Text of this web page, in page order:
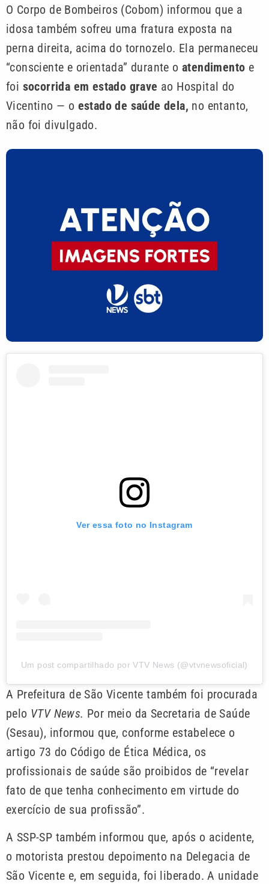
O Corpo de Bombeiros (Cobom) informou que a
idosa também sofreu uma fratura exposta na
perna direita, acima do tornozelo. Ela permaneceu
“consciente e orientada” durante o atendimento e
foi socorrida em estado grave ao Hospital do
Vicentino — o estado de saúde dela, no entanto,
não foi divulgado.
Ver essa foto no Instagram
Um post compartilhado por VTV News (@vtvnewsoficial)
A Prefeitura de São Vicente também foi procurada
pelo VTV News. Por meio da Secretaria de Saúde
(Sesau), informou que, conforme estabelece o
artigo 73 do Código de Ética Médica, os
profissionais de saúde são proibidos de “revelar
fato de que tenha conhecimento em virtude do
exercício de sua profissão”.
A SSP-SP também informou que, após o acidente,
o motorista prestou depoimento na Delegacia de
São Vicente e, em seguida, foi liberado. A unidade